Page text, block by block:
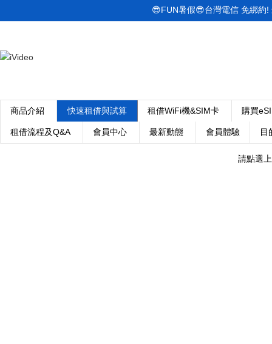
商品介紹 快速租借與試算 租借WiFi機&SIM卡 購買
租借流程及Q&A 會員中心 最新動態 會員體驗 目
😎FUN暑假😎台灣電信 免綁約
請點選